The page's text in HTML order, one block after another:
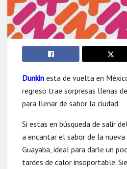
Dunkin esta de vuelta en
regreso trae sorpresas llenas
para llenar de sabor la ciudad.
Si estas en búsqueda de salir
a encantar el sabor de la nueva
Guayaba, ideal para darle un
tardes de calor insoportable.